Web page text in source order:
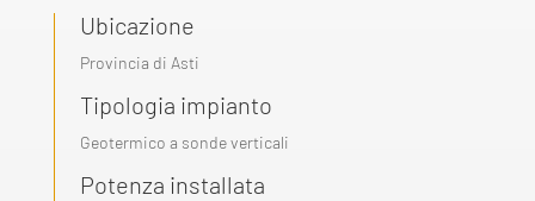
Ubicazione
Provincia di Asti
Tipologia impianto
Geotermico a sonde verticali
Potenza installata